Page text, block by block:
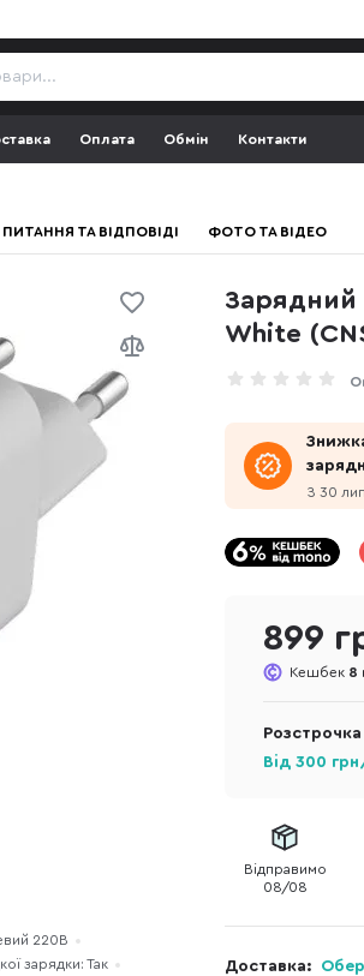
Оплата Обмін Контакти
ПИТАННЯ ТА ВІДПОВІДІ ФОТО ТА ВІДЕО
Зарядний
White
220В
зарядки: Так
З 30
899
Кешбек 8
Від 300
Відправимо
08/08
Доставка: